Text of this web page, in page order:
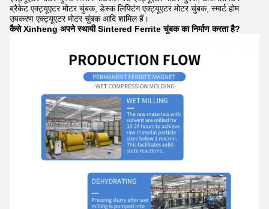
ब्रैकेट एक्ट्यूएटर मोटर चुंबक, डेस्क लिफ्टिंग एक्ट्यूएटर मोटर चुंबक, स्मार्ट होम
उपकरण एक्ट्यूएटर मोटर चुंबक आदि शामिल हैं।
कैसे Xinheng अपने स्थायी Sintered Ferrite चुंबक का निर्माण करता है?